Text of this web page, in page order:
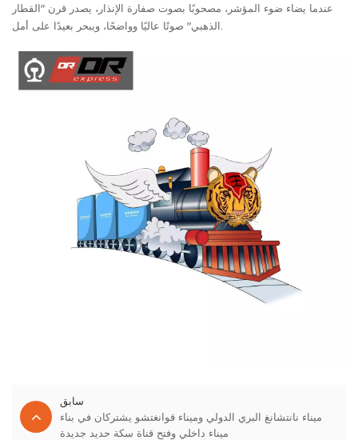
عندما يضاء ضوء المؤشر، مصحوبًا بصوت صفارة الإنذار، يصدر قرن "القطار
سابق
ميناء نانتشانغ البري الدولي وميناء قوانغتشو يشتركان في بناء
ميناء داخلي وفتح قناة سكة حديد جديدة